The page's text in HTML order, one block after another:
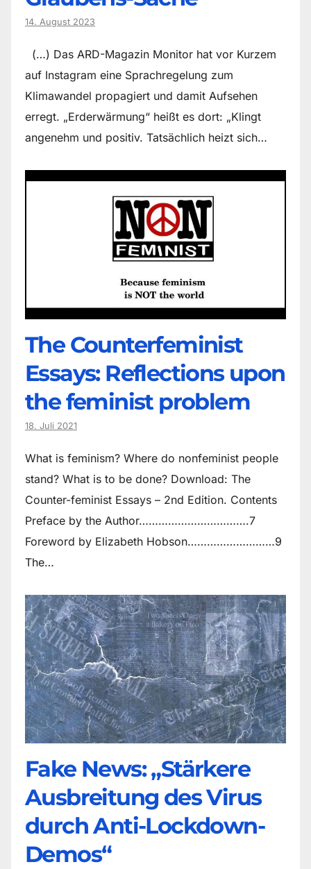
14. August 2023
(…) Das ARD-Magazin Monitor hat vor Kurzem
auf Instagram eine Sprachregelung zum
Klimawandel propagiert und damit Aufsehen
erregt. „Erderwärmung“ heißt es dort: „Klingt
angenehm und positiv. Tatsächlich heizt sich…
The Counter­feminist
Essays: Reflections upon
the feminist problem
18. Juli 2021
What is feminism? Where do non­feminist people
stand? What is to be done? Download: The
Counter-feminist Essays – 2nd Edition. Contents
Preface by the Author…………………………….7
Foreword by Elizabeth Hobson………………………9
The…
Fake News: „Stärkere
Ausbreitung des Virus
durch Anti-Lockdown-
Demos“